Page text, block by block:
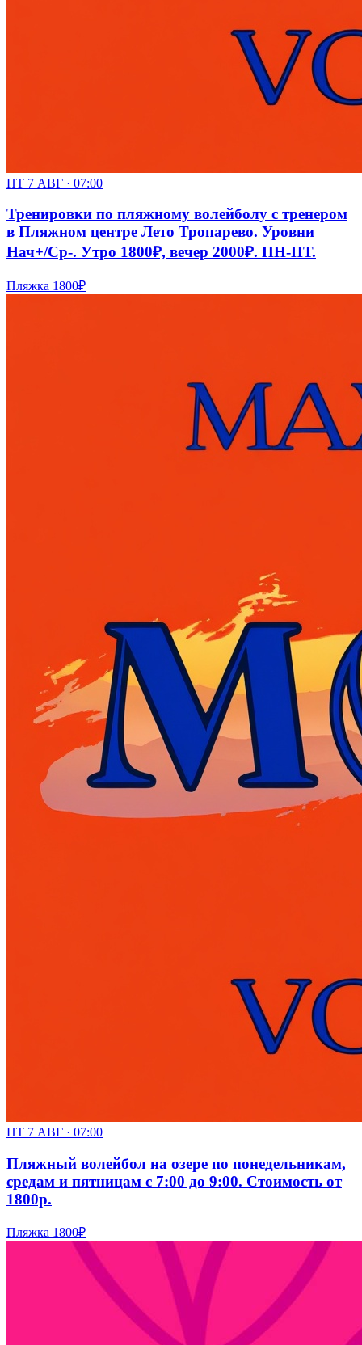
ПТ 7 АВГ · 07:00
Тренировки по пляжному волейболу с тренером
в Пляжном центре Лето Тропарево. Уровни
Нач+/Ср-. Утро 1800₽, вечер 2000₽. ПН-ПТ.
Пляжка 1800₽
ПТ 7 АВГ · 07:00
Пляжный волейбол на озере по понедельникам,
средам и пятницам с 7:00 до 9:00. Стоимость от
1800р.
Пляжка 1800₽